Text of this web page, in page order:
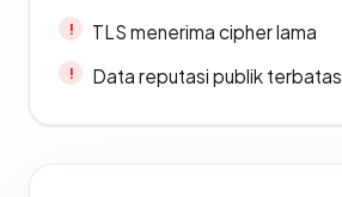
TLS menerima cipher lama
Data reputasi publik terbatas